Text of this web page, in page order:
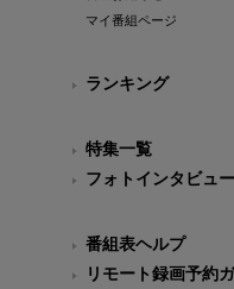
マイ番組ページ
ランキング
特集一覧
フォトインタビュー
番組表ヘルプ
リモート録画予約